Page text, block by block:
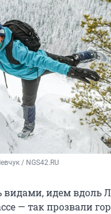
/ NGS42.RU
идем вдоль
— так прозвали